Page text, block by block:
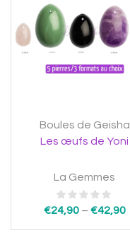
Boules de Geisha
Les œufs de Yoni
La Gemmes
€24,90– €42,90